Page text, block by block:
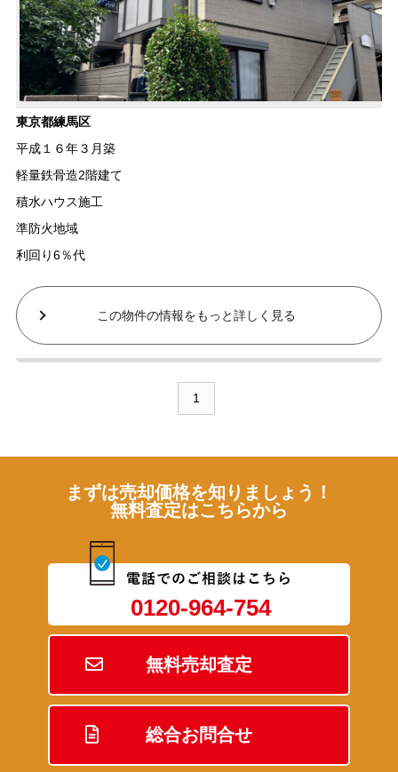
東京都練馬区
平成１６年３月築
軽量鉄骨造2階建て
積水ハウス施工
準防火地域
利回り6％代
この物件の情報をもっと詳しく見る
1
まずは売却価格を知りましょう！
無料査定はこちらから
0120-964-754
無料売却査定
総合お問合せ